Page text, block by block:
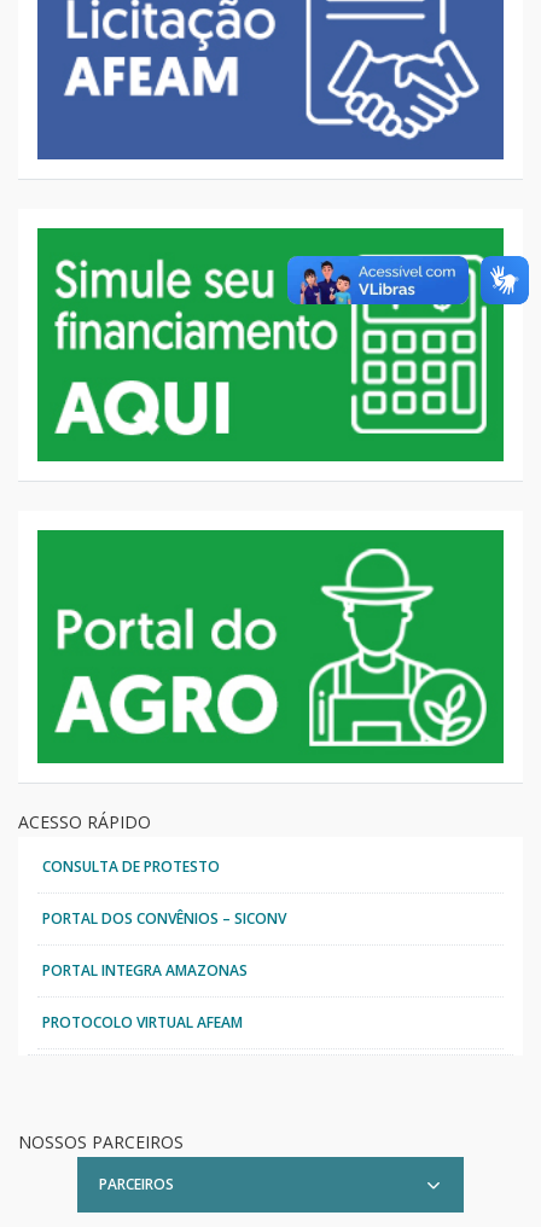
ACESSO RÁPIDO
CONSULTA DE PROTESTO
PORTAL DOS CONVÊNIOS – SICONV
PORTAL INTEGRA AMAZONAS
PROTOCOLO VIRTUAL AFEAM
NOSSOS PARCEIROS
PARCEIROS